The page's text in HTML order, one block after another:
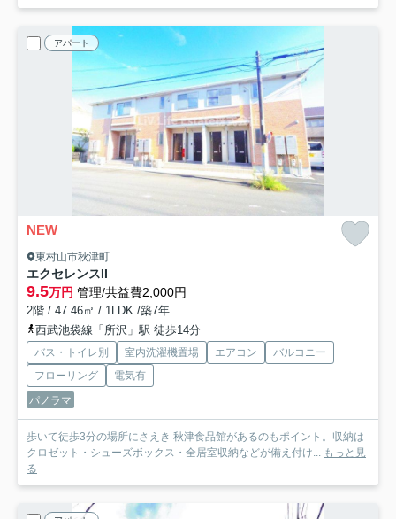
アパート
NEW
東村山市秋津町
エクセレンスII
9.5万円 管理/共益費2,000円
2階 / 47.46㎡ / 1LDK /築7年
西武池袋線「所沢」駅 徒歩14分
バス・トイレ別 室内洗濯機置場 エアコン
バルコニー
フローリング
電気有
パノラマ
歩いて徒歩3分の場所にさえき 秋津食品館があるのもポイント。収納は
クロゼット・シューズボックス・全居室収納などが備え付け... もっと見
る